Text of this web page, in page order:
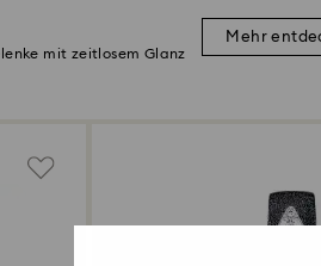
mit zeitlosem Glanz
Mehr